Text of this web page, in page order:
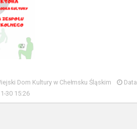
Dom Kultury w Chełmsku Śląskim
30 15:26